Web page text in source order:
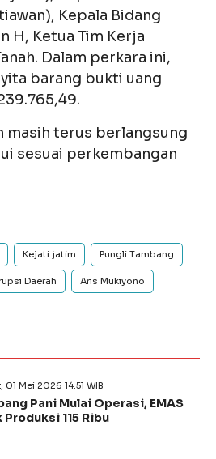
Kepala Bidang
H, Ketua Tim Kerja
Dalam perkara ini,
barang bukti uang
masih terus berlangsung
sesuai perkembangan
Kejati jatim Pungli Tambang
Daerah Aris Mukiyono
01 Mei 2026 14:51 WIB
Pani Mulai Operasi, EMAS
Produksi 115 Ribu